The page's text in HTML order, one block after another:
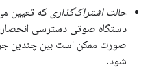
حالت اشتراک‌گذاری که تعیین
دستگاه صوتی دسترسی
صورت ممکن است بین چندین
شود.